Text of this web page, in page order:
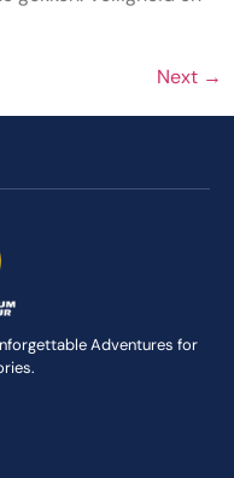
Next →
Adventures for